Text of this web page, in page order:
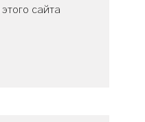
этого сайта